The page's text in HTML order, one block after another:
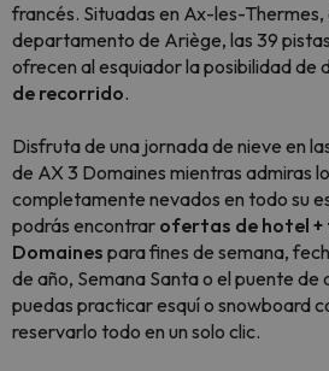
francés. Situadas en Ax-les-Thermes,
departamento de Ariège, las 39
ofrecen al esquiador la posibilidad de
de recorrido.
Disfruta de una jornada de nieve en
de AX 3 Domaines mientras admiras
completamente nevados en todo su
podrás encontrar ofertas de hotel
Domaines para fines de semana,
de año, Semana Santa o el puente de
puedas practicar esquí o snowboard
reservarlo todo en un solo clic.